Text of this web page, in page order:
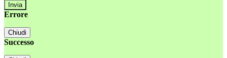
Errore
Chiudi
Successo